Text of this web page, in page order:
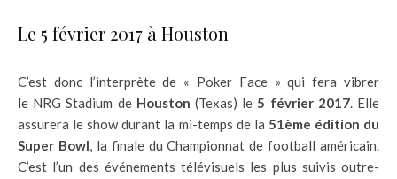
Le 5 février 2017 à Houston
C’est donc l’interprète de « Poker Face » qui fera vibrer
le NRG Stadium de Houston (Texas) le5 février 2017. Elle
assurera le show durant la mi-temps de la 51ème édition du
Super Bowl, la finale du Championnat de football américain.
C’est l’un des événements télévisuels les plus suivis outre-